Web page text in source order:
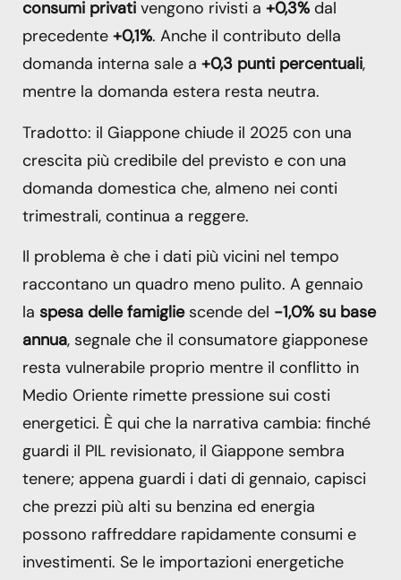
consumi privati vengono rivisti a +0,3% dal
precedente +0,1%. Anche il contributo della
domanda interna sale a +0,3 punti percentuali,
mentre la domanda estera resta neutra.
Tradotto: il Giappone chiude il 2025 con una
crescita più credibile del previsto e con una
domanda domestica che, almeno nei conti
trimestrali, continua a reggere.
Il problema è che i dati più vicini nel tempo
raccontano un quadro meno pulito. A gennaio
la spesa delle famigliescende del -1,0% su base
annua, segnale che il consumatore giapponese
resta vulnerabile proprio mentre il conflitto in
Medio Oriente rimette pressione sui costi
energetici. È qui che la narrativa cambia: finché
guardi il PIL revisionato, il Giappone sembra
tenere; appena guardi i dati di gennaio, capisci
che prezzi più alti su benzina ed energia
possono raffreddare rapidamente consumi e
investimenti. Se le importazioni energetiche